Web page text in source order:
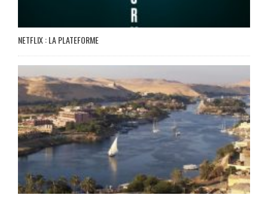
NETFLIX : LA PLATEFORME